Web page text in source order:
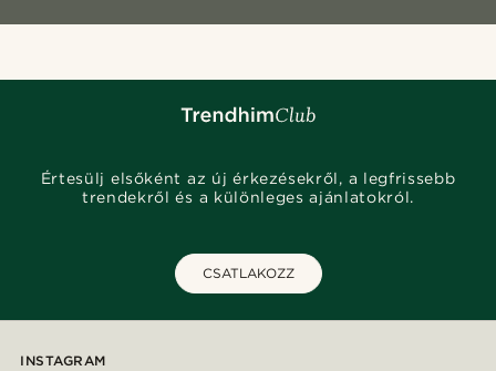
Értesülj elsőként az új érkezésekről, a legfrissebb
trendekről és a különleges ajánlatokról.
CSATLAKOZZ
INSTAGRAM